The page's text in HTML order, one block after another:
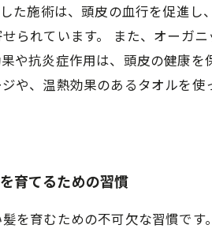
た施術は、頭皮の血行を促進
られています。 また、オーガ
や抗炎症作用は、頭皮の健康
や、温熱効果のあるタオルを
育てるための習慣
を育むための不可欠な習慣で
お